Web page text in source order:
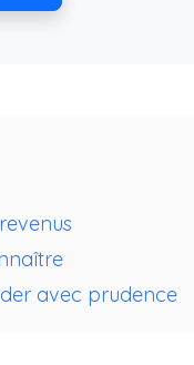
avec prudence